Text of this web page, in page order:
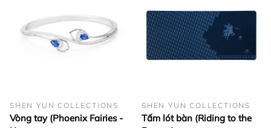
SHEN YUN COLLECTIONS
Vòng tay (Phoenix Fairies -
SHEN YUN COLLECTIONS
Tấm lót bàn (Riding to the